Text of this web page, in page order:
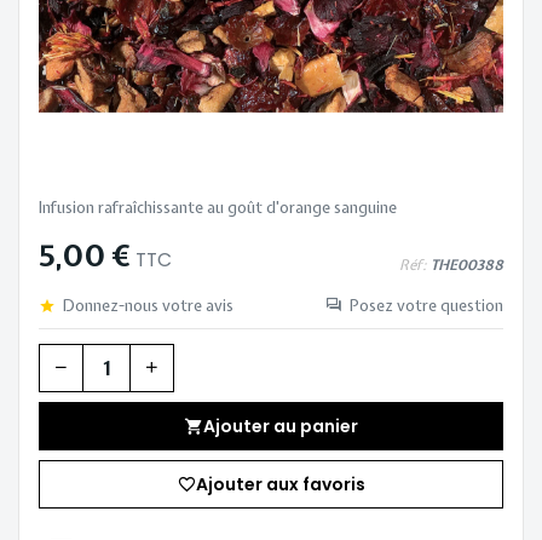
5,00 € TTC Réf: THE00388
Donnez-nous votre avis Posez votre question
Quantité
Ajouter au panier
Ajouter aux favoris
Infusion rafraîchissante au goût d'orange sanguine